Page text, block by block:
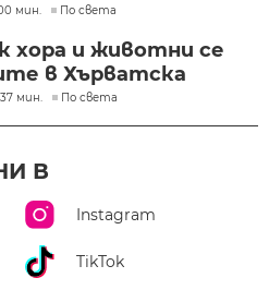
мин. По света
хора и животни се
в Хърватска
мин. По света
В
Instagram
TikTok